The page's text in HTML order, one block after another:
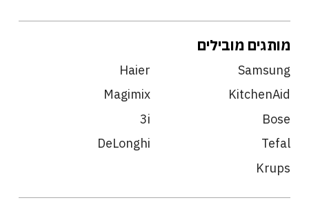
מותגים מובילים
Samsung
Haier
KitchenAid
Magimix
Bose
3i
Tefal
DeLonghi
Krups